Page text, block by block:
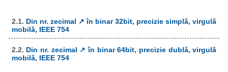
2.1. Din nr. zecimal ↗ în binar 32bit, precizie simplă, virgulă
mobilă, IEEE 754
2.2. Din nr. zecimal ↗ în binar 64bit, precizie dublă, virgulă
mobilă, IEEE 754